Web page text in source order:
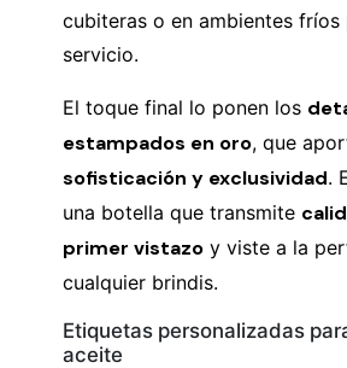
cubiteras o en ambientes fríos
servicio.
El toque final lo ponen los
estampados en oro, que
sofisticación y exclusividad.
una botella que transmite
primer vistazo y viste a la
cualquier brindis.
Etiquetas personalizadas
aceite